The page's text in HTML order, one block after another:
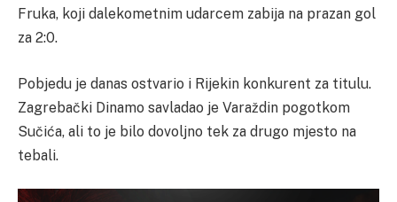
Fruka, koji dalekometnim udarcem zabija na prazan gol
za 2:0.
Pobjedu je danas ostvario i Rijekin konkurent za titulu.
Zagrebački Dinamo savladao je Varaždin pogotkom
Sučića, ali to je bilo dovoljno tek za drugo mjesto na
tebali.